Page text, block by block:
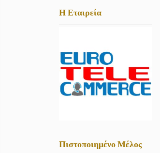
Η Εταιρεία
Πιστοποιημένο Μέλος